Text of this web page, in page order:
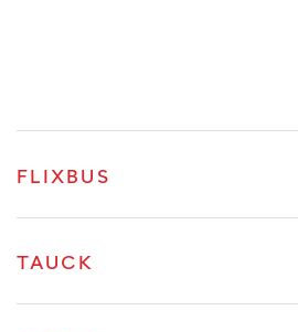
FLIXBUS
TAUCK